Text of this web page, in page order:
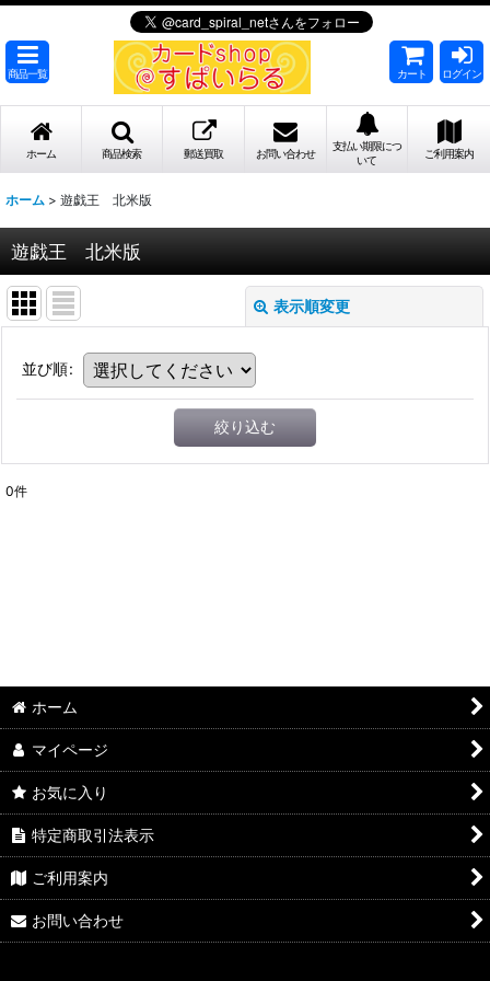
商品一覧 カート ログイン
ホーム 商品検索 郵送買取 お問い合わせ
支払い期限につ
いて
ご利用案内
ホーム > 遊戯王 北米版
遊戯王 北米版
表示順変更
並び順:
絞り込む
0件
ホーム
マイページ
お気に入り
特定商取引法表示
ご利用案内
お問い合わせ